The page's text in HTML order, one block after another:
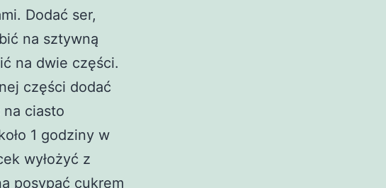
Dodać ser,
na sztywną
na dwie części.
części dodać
na ciasto
1 godziny w
wyłożyć z
posypać cukrem